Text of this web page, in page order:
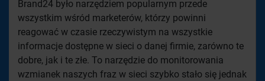
Brand24 było narzędziem popularnym przede
wszystkim wśród marketerów, którzy powinni
reagować w czasie rzeczywistym na wszystkie
informacje dostępne w sieci o danej firmie, zarówno te
dobre, jak i te złe. To narzędzie do monitorowania
wzmianek naszych fraz w sieci szybko stało się jednak